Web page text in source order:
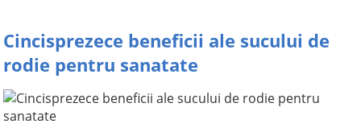
Cincisprezece beneficii ale sucului de
rodie pentru sanatate